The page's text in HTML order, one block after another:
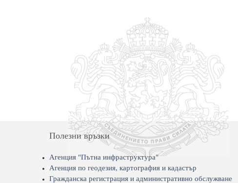
Полезни връзки
Агенция "Пътна инфраструктура"
Агенция по геодезия, картография и кадастър
Гражданска регистрация и административно обслужване